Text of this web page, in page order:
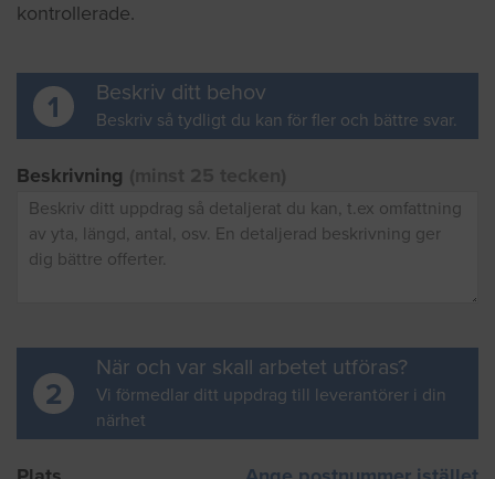
kontrollerade.
1 Beskriv ditt behov
Beskriv så tydligt du kan för fler och bättre svar.
Beskrivning
2
När och var skall arbetet utföras?
Vi förmedlar ditt uppdrag till leverantörer i din
närhet